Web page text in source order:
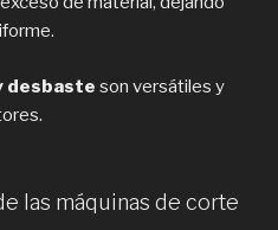
desbaste son versátiles y
las máquinas de corte